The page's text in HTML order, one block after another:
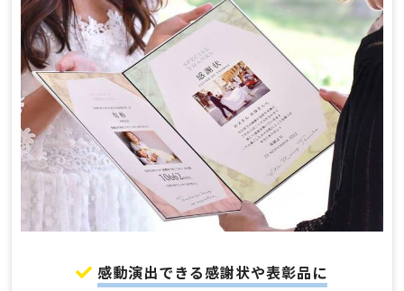
感動演出できる感謝状や表彰品に